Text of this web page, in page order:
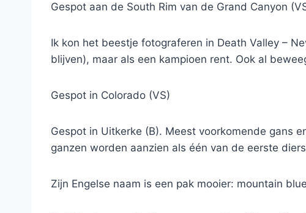
Gespot aan de South Rim van de Grand Canyon
Ik kon het beestje fotograferen in Death Valley –
blijven), maar als een kampioen rent. Ook al
Gespot in Colorado (VS)
Gespot in Uitkerke (B). Meest voorkomende gans
ganzen worden aanzien als één van de eerste
Zijn Engelse naam is een pak mooier: mountain